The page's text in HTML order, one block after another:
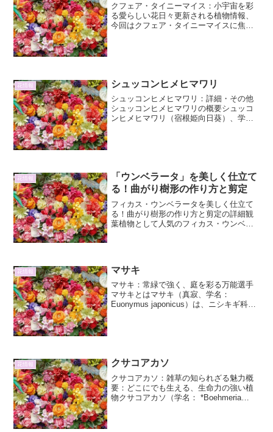
クフェア・タイニーマイス：小宇宙を彩
る愛らしい花日々更新される植物情報、
今回はクフェア・タイニーマイスに焦点
花情報 シュッコンヒメヒマワリ
シュッコンヒメヒマワリ：詳細・その他
シュッコンヒメヒマワリの概要シュッコ
ンヒメヒマワリ（宿根姫向日葵）、学名
花情報
「ウンベラータ」を美しく仕立て
る！曲がり樹形の作り方と剪定
フィカス・ウンベラータを美しく仕立て
る！曲がり樹形の作り方と剪定の詳細観
葉植物として人気のフィカス・ウンベラ
花情報 マサキ
マサキ：常緑で強く、庭を彩る万能選手
マサキとはマサキ（真寂、学名：
Euonymus japonicus）は、ニシキギ科ニ
花情報 クサコアカソ
クサコアカソ：雑草の知られざる魅力概
要：どこにでも生える、生命力の強い植
物クサコアカソ（学名： *Boehmeria